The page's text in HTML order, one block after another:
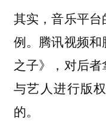
其实，音乐平
例。腾讯视频
之子》，对后
与艺人进行版
的。